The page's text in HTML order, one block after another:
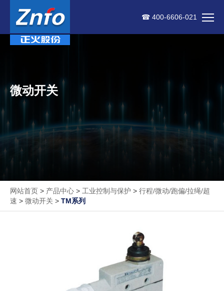
☎ 400-6606-021
微动开关
网站首页 > 产品中心 > 工业控制与保护 > 行程/微动/跑偏/拉绳/超
速 > 微动开关 > TM系列